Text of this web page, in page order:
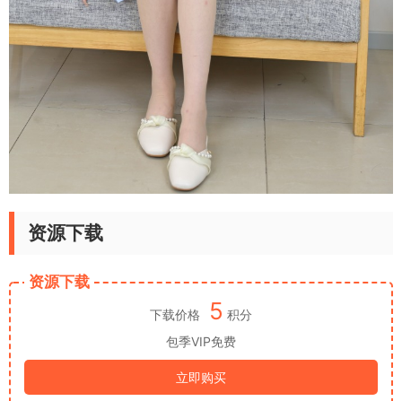
资源下载
资源下载
下载价格 5 积分
包季VIP免费
立即购买